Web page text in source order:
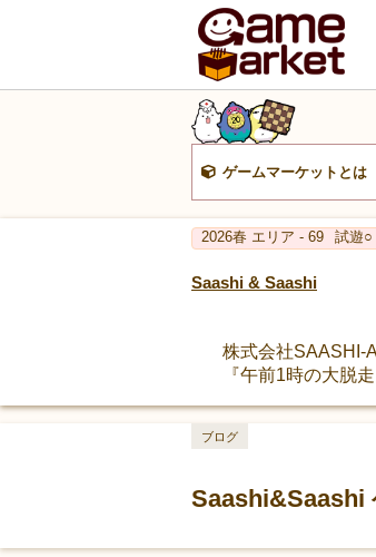
ゲームマーケットとは
2026春 エリア - 69 試遊○
Saashi & Saashi
株式会社SAASHI-
『午前1時の大脱
Saashi&Saashi
ブログ